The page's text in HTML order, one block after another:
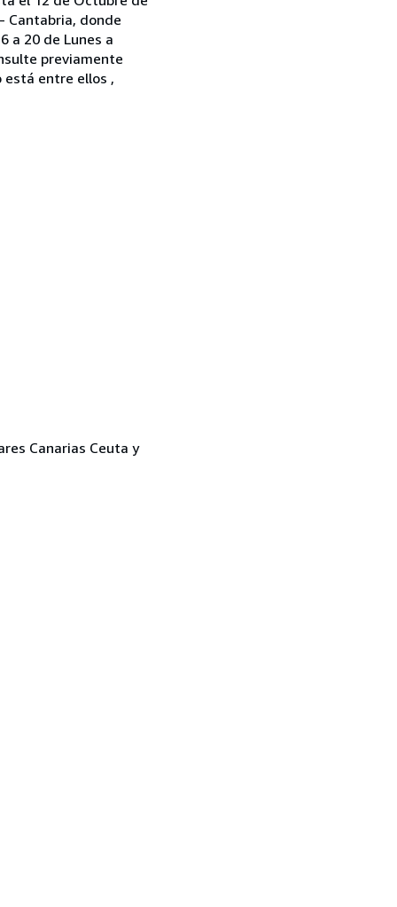
Cantabria, donde
a 20 de Lunes a
previamente
está entre ellos ,
Canarias Ceuta y